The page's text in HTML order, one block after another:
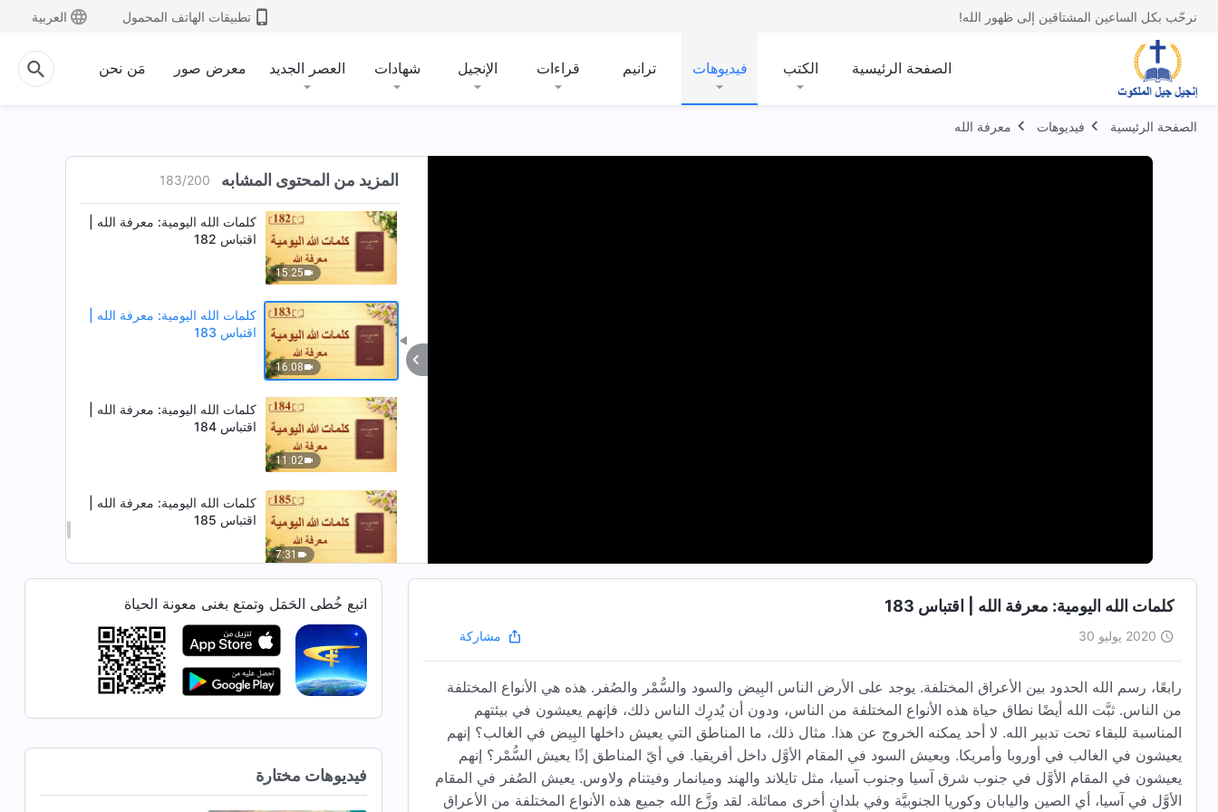
نرحّب بكل الساعين المشتاقين إلى ظهور الله! تطبيقات الهاتف المحمول العربية
الصفحة الرئيسية الكتب فيديوهات ترانيم قراءات الإنجيل شهادات العصر الجديد معرض صور مَن نحن
الصفحة الرئيسية فيديوهات معرفة الله
المزيد من المحتوى المشابه 183/200 7:18
15:25
كلمات الله اليومية: معرفة الله |
اقتباس 182
16:08
كلمات الله اليومية: معرفة الله |
اقتباس 183
11:02
كلمات الله اليومية: معرفة الله |
اقتباس 184
7:31
كلمات الله اليومية: معرفة الله |
اقتباس 185
5:49
كلمات الله اليومية: معرفة الله |
اقتباس 186
كلمات الله اليومية: معرفة الله |
كلمات الله اليومية: معرفة الله |
كلمات الله اليومية: معرفة الله | اقتباس 183
2020 يوليو 30 مشاركة
رابعًا، رسم الله الحدود بين الأعراق المختلفة. يوجد على الأرض الناس البِيض والسود والسُّمْر والصُفر. هذه هي الأنواع المختلفة
من الناس. ثبَّت الله أيضًا نطاق حياة هذه الأنواع المختلفة من الناس، ودون أن يُدرِك الناس ذلك، فإنهم يعيشون في بيئتهم
المناسبة للبقاء تحت تدبير الله. لا أحد يمكنه الخروج عن هذا. مثال ذلك، ما المناطق التي يعيش داخلها البِيض في الغالب؟ إنهم
يعيشون في الغالب في أوروبا وأمريكا. ويعيش السود في المقام الأوَّل داخل أفريقيا. في أيّ المناطق إذًا يعيش السُّمْر؟ إنهم
يعيشون في المقام الأوَّل في جنوب شرق آسيا وجنوب آسيا، مثل تايلاند والهند وميانمار وفيتنام ولاوس. يعيش الصُفر في المقام
الأوَّل في آسيا، أي الصين واليابان وكوريا الجنوبيَّة وفي بلدانٍ أخرى مماثلة. لقد وزَّع الله جميع هذه الأنواع المختلفة من الأعراق
اتبع خُطى الحَمَل وتمتع بغنى معونة الحياة
فيديوهات مختارة